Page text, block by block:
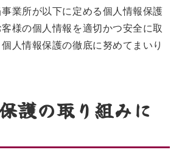
業所が以下に定める個人情報保護
様の個人情報を適切かつ安全に取
人情報保護の徹底に努めてまいり
護の取り組みに